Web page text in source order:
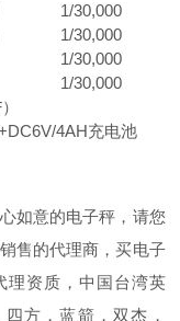
1/30,000
1/30,000
1/30,000
1/30,000
4AH充电池
如意的电子秤，请您
售的代理商，买电子
理资质，中国台湾英
方，蓝箭，双杰，